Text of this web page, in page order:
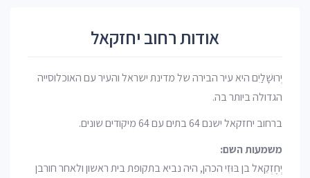
אודות רחוב יחזקאל
יְרוּשָׁלַיִם היא עיר הבירה של מדינת ישראל והעיר עם האוכלוסייה
הגדולה ביותר בה.
ברחוב יחזקאל ישנם 64 בתים עם 64 מיקודים שונים.
משמעות השם:
יְחֶזְקֵאל בן בּוּזִי הכהן, היה נביא בתקופת בית ראשון ולאחר חורבן